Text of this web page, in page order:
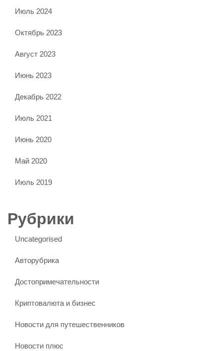
Июль 2024
Октябрь 2023
Август 2023
Июнь 2023
Декабрь 2022
Июль 2021
Июнь 2020
Май 2020
Июль 2019
Рубрики
Uncategorised
Авторубрика
Достопримечательности
Криптовалюта и бизнес
Новости для путешественников
Новости плюс